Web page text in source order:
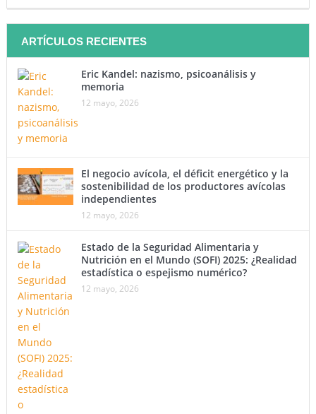
ARTÍCULOS RECIENTES
Eric Kandel: nazismo, psicoanálisis y
memoria
12 mayo, 2026
El negocio avícola, el déficit energético y la
sostenibilidad de los productores avícolas
independientes
12 mayo, 2026
Estado de la Seguridad Alimentaria y
Nutrición en el Mundo (SOFI) 2025: ¿Realidad
estadística o espejismo numérico?
12 mayo, 2026